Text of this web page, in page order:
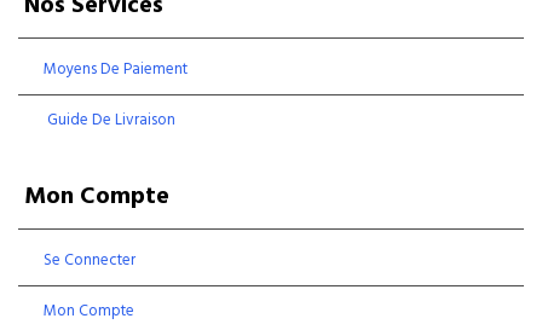
Moyens De Paiement
Guide De Livraison
Mon Compte
Se Connecter
Mon Compte